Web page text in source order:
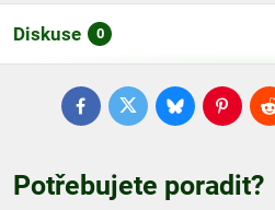
Diskuse 0
FacebookTwitterBluesky
Potřebujete poradit?